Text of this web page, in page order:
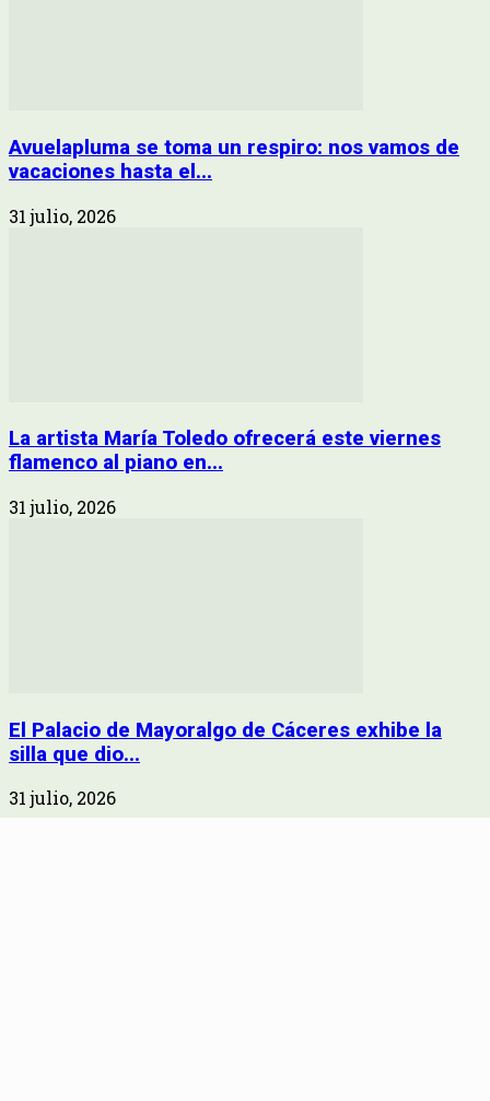
Avuelapluma se toma un respiro: nos vamos de
vacaciones hasta el...
31 julio, 2026
La artista María Toledo ofrecerá este viernes
flamenco al piano en...
31 julio, 2026
El Palacio de Mayoralgo de Cáceres exhibe la
silla que dio...
31 julio, 2026